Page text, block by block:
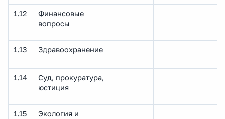
1.12
Финансовые
вопросы
1.13 Здравоохранение
1.14
Суд, прокуратура,
юстиция
1.15
Экология и